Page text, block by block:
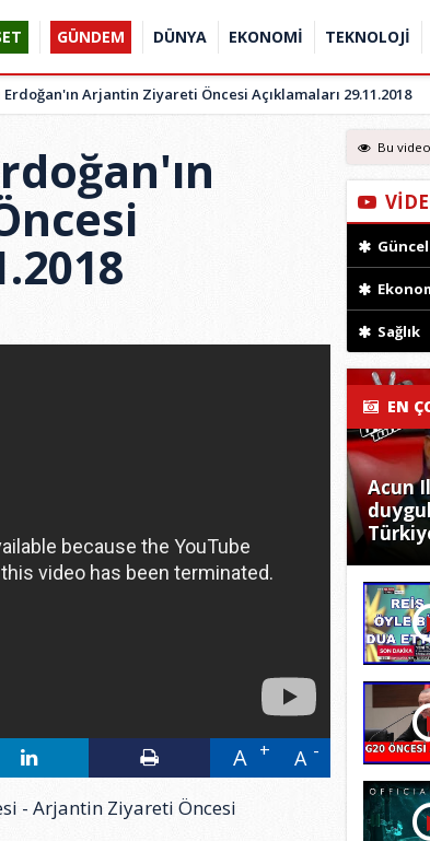
GÜNDEM DÜNYA EKONOMİ TEKNOLOJİ
Erdoğan'ın Arjantin Ziyareti Öncesi Açıklamaları 29.11.2018
A A
- Arjantin Ziyareti Öncesi
Bu video
Güncel
Sağlık
EN
Acun